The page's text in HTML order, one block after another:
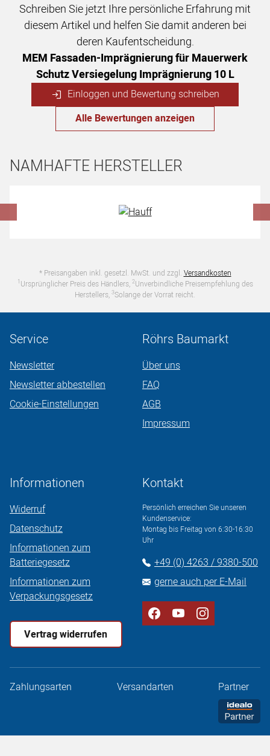
Schreiben Sie jetzt Ihre persönliche Erfahrung mit
diesem Artikel und helfen Sie damit anderen bei
deren Kaufentscheidung.
MEM Fassaden-Imprägnierung für Mauerwerk
Schutz Versiegelung Imprägnierung 10 L
Einloggen und Bewertung schreiben
Alle Bewertungen anzeigen
NAMHAFTE HERSTELLER
* Preisangaben inkl. gesetzl. MwSt. und zzgl. Versandkosten
1 Ursprünglicher Preis des Händlers, 2Unverbindliche Preisempfehlung des
Herstellers, 3Solange der Vorrat reicht.
Service
Newsletter
Newsletter abbestellen
Cookie-Einstellungen
Röhrs Baumarkt
Über uns
FAQ
AGB
Impressum
Informationen
Widerruf
Datenschutz
Informationen zum
Batteriegesetz
Informationen zum
Verpackungsgesetz
Vertrag widerrufen
Kontakt
Persönlich erreichen Sie unseren
Kundenservice:
Montag bis Freitag von 6:30-16:30
Uhr
+49 (0) 4263 / 9380-500
gerne auch per E-Mail
Zahlungsarten Versandarten Partner